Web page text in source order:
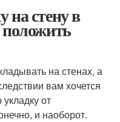
на стену в
на стенах, а
вам хочется
от
и наоборот.